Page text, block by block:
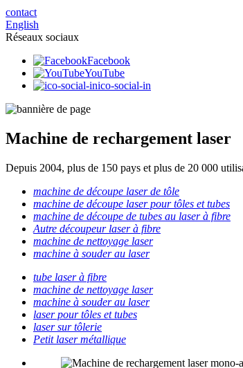
contact
English
Réseaux sociaux
Facebook
YouTube
ico-social-in
Machine de rechargement laser
Depuis 2004, plus de 150 pays et plus de 20 000
machine de découpe laser de tôle
machine de découpe laser pour tôles et tubes
machine de découpe de tubes au laser à fibre
Autre découpeur laser à fibre
machine de nettoyage laser
machine à souder au laser
tube laser à fibre
machine de nettoyage laser
machine à souder au laser
laser pour tôles et tubes
laser sur tôlerie
Petit laser métallique